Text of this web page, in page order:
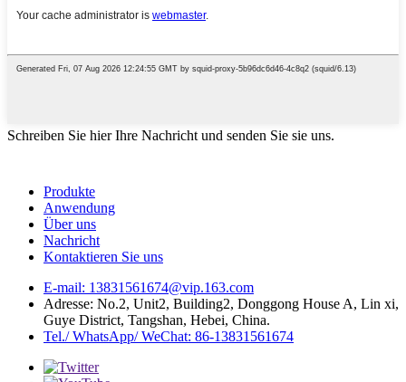
Schreiben Sie hier Ihre Nachricht und senden Sie sie uns.
Produkte
Anwendung
Über uns
Nachricht
Kontaktieren Sie uns
E-mail: 13831561674@vip.163.com
Adresse: No.2, Unit2, Building2, Donggong House A, Lin xi,
Guye District, Tangshan, Hebei, China.
Tel./ WhatsApp/ WeChat: 86-13831561674